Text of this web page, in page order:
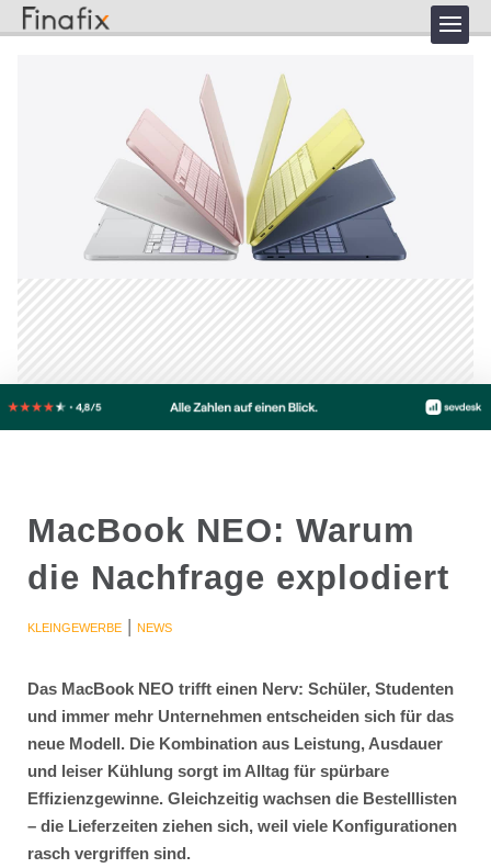
MacBook NEO: Warum
die Nachfrage explodiert
KLEINGEWERBE| NEWS
Das MacBook NEO trifft einen Nerv: Schüler, Studenten
und immer mehr Unternehmen entscheiden sich für das
neue Modell. Die Kombination aus Leistung, Ausdauer
und leiser Kühlung sorgt im Alltag für spürbare
Effizienzgewinne. Gleichzeitig wachsen die Bestelllisten
– die Lieferzeiten ziehen sich, weil viele Konfigurationen
rasch vergriffen sind.